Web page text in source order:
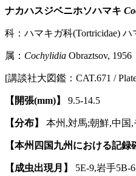
ナカハスジベニホソハマキ
科：ハマキガ科(Tortricidae) ハ
属： Cochylidia Obraztsov, 1956
[講談社大図鑑：CAT.671 /
【開張(mm)】 9.5-14.5
【分布】 本州,対馬;朝鮮,中国
【本州四国九州における記録
【成虫出現月】 5E-9,岩手5B-